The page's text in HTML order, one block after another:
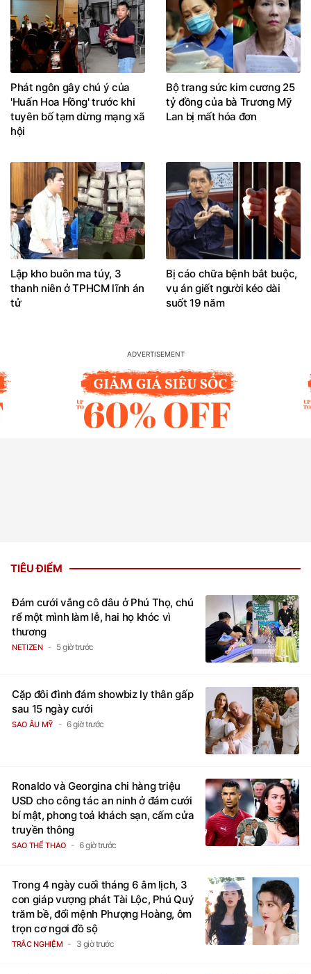
Phát ngôn gây chú ý của
'Huấn Hoa Hồng' trước khi
tuyên bố tạm dừng mạng xã
hội
Bộ trang sức kim cương 25
tỷ đồng của bà Trương Mỹ
Lan bị mất hóa đơn
Lập kho buôn ma túy, 3
thanh niên ở TPHCM lĩnh án
tử
Bị cáo chữa bệnh bắt buộc,
vụ án giết người kéo dài
suốt 19 năm
TIÊU ĐIỂM
Đám cưới vắng cô dâu ở Phú Thọ, chú
rể một mình làm lễ, hai họ khóc vì
thương
NETIZEN 5 giờ trước
Cặp đôi đình đám showbiz ly thân gấp
sau 15 ngày cưới
SAO ÂU MỸ 6 giờ trước
Ronaldo và Georgina chi hàng triệu
USD cho công tác an ninh ở đám cưới
bí mật, phong toả khách sạn, cấm cửa
truyền thông
SAO THỂ THAO 6 giờ trước
Trong 4 ngày cuối tháng 6 âm lịch, 3
con giáp vượng phát Tài Lộc, Phú Quý
trăm bề, đổi mệnh Phượng Hoàng, ôm
trọn cơ ngơi đồ sộ
TRẮC NGHIỆM 3 giờ trước